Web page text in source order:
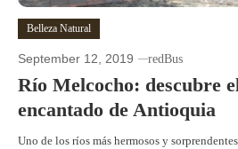
Belleza Natural
September 12, 2019 redBus
Río Melcocho: descubre
encantado de Antioquia
Uno de los ríos más hermosos y